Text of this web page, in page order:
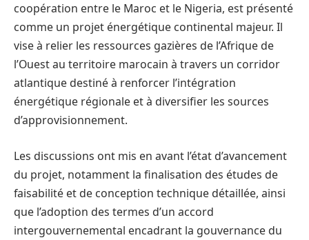
coopération entre le Maroc et le Nigeria, est présenté
comme un projet énergétique continental majeur. Il
vise à relier les ressources gazières de l’Afrique de
l’Ouest au territoire marocain à travers un corridor
atlantique destiné à renforcer l’intégration
énergétique régionale et à diversifier les sources
d’approvisionnement.
Les discussions ont mis en avant l’état d’avancement
du projet, notamment la finalisation des études de
faisabilité et de conception technique détaillée, ainsi
que l’adoption des termes d’un accord
intergouvernemental encadrant la gouvernance du